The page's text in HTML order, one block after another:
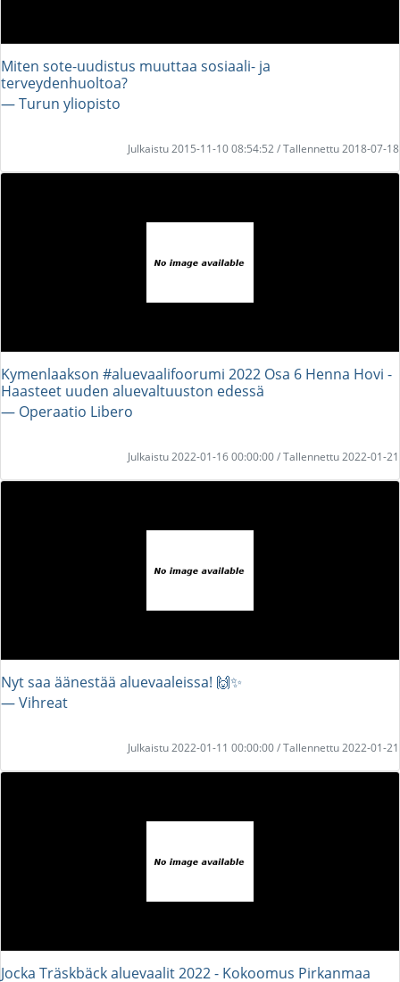
Miten sote-uudistus muuttaa sosiaali- ja
terveydenhuoltoa?
― Turun yliopisto
Julkaistu 2015-11-10 08:54:52 / Tallennettu 2018-07-18
Kymenlaakson #aluevaalifoorumi 2022 Osa 6 Henna Hovi -
Haasteet uuden aluevaltuuston edessä
― Operaatio Libero
Julkaistu 2022-01-16 00:00:00 / Tallennettu 2022-01-21
Nyt saa äänestää aluevaaleissa! 🙌✨
― Vihreat
Julkaistu 2022-01-11 00:00:00 / Tallennettu 2022-01-21
Jocka Träskbäck aluevaalit 2022 - Kokoomus Pirkanmaa